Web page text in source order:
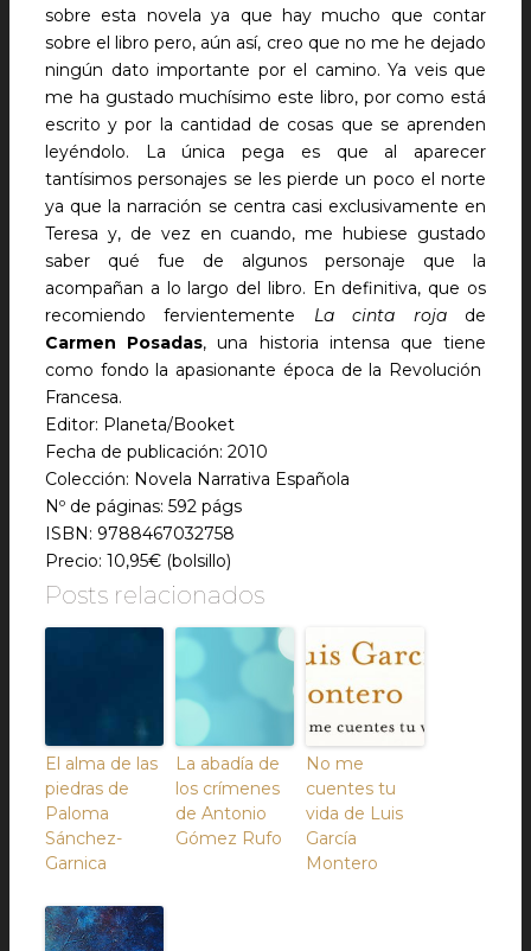
sobre esta novela ya que hay mucho que contar
sobre el libro pero, aún así, creo que no me he dejado
ningún dato importante por el camino. Ya veis que
me ha gustado muchísimo este libro, por como está
escrito y por la cantidad de cosas que se aprenden
leyéndolo. La única pega es que al aparecer
tantísimos personajes se les pierde un poco el norte
ya que la narración se centra casi exclusivamente en
Teresa y, de vez en cuando, me hubiese gustado
saber qué fue de algunos personaje que la
acompañan a lo largo del libro. En definitiva, que os
recomiendo fervientemente La cinta rojade
Carmen Posadas, una historia intensa que tiene
como fondo la apasionante época de la Revolución
Francesa.
Editor: Planeta/Booket
Fecha de publicación: 2010
Colección: Novela Narrativa Española
Nº de páginas: 592 págs
ISBN: 9788467032758
Precio: 10,95€ (bolsillo)
Posts relacionados
El alma de las
piedras de
Paloma
Sánchez-
Garnica
La abadía de
los crímenes
de Antonio
Gómez Rufo
No me
cuentes tu
vida de Luis
García
Montero